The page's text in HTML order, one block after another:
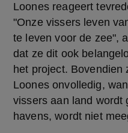
Loones reageert
"Onze vissers leven
te leven voor de zee",
dat ze dit ook
het project.
Loones onvolledig,
vissers aan land wordt
havens, wordt niet